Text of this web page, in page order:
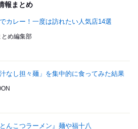
報まとめ
カレー！一度は訪れたい人気店14選
め編集部
なし担々麺」を集中的に食ってみた結果
んこつラーメン』麺や福十八